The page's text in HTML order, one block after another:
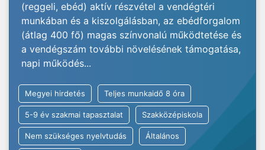
(reggeli, ebéd) aktív részvétel a vendégtéri
munkában és a kiszolgálásban, az ebédforgalom
(átlag 400 fő) magas színvonalú működtetése és
a vendégszám további növelésének támogatása,
napi működés...
Megyei hirdetés Teljes munkaidő 8 óra
5-9 év szakmai tapasztalat Szakközépiskola
Nem szükséges nyelvtudás Általános